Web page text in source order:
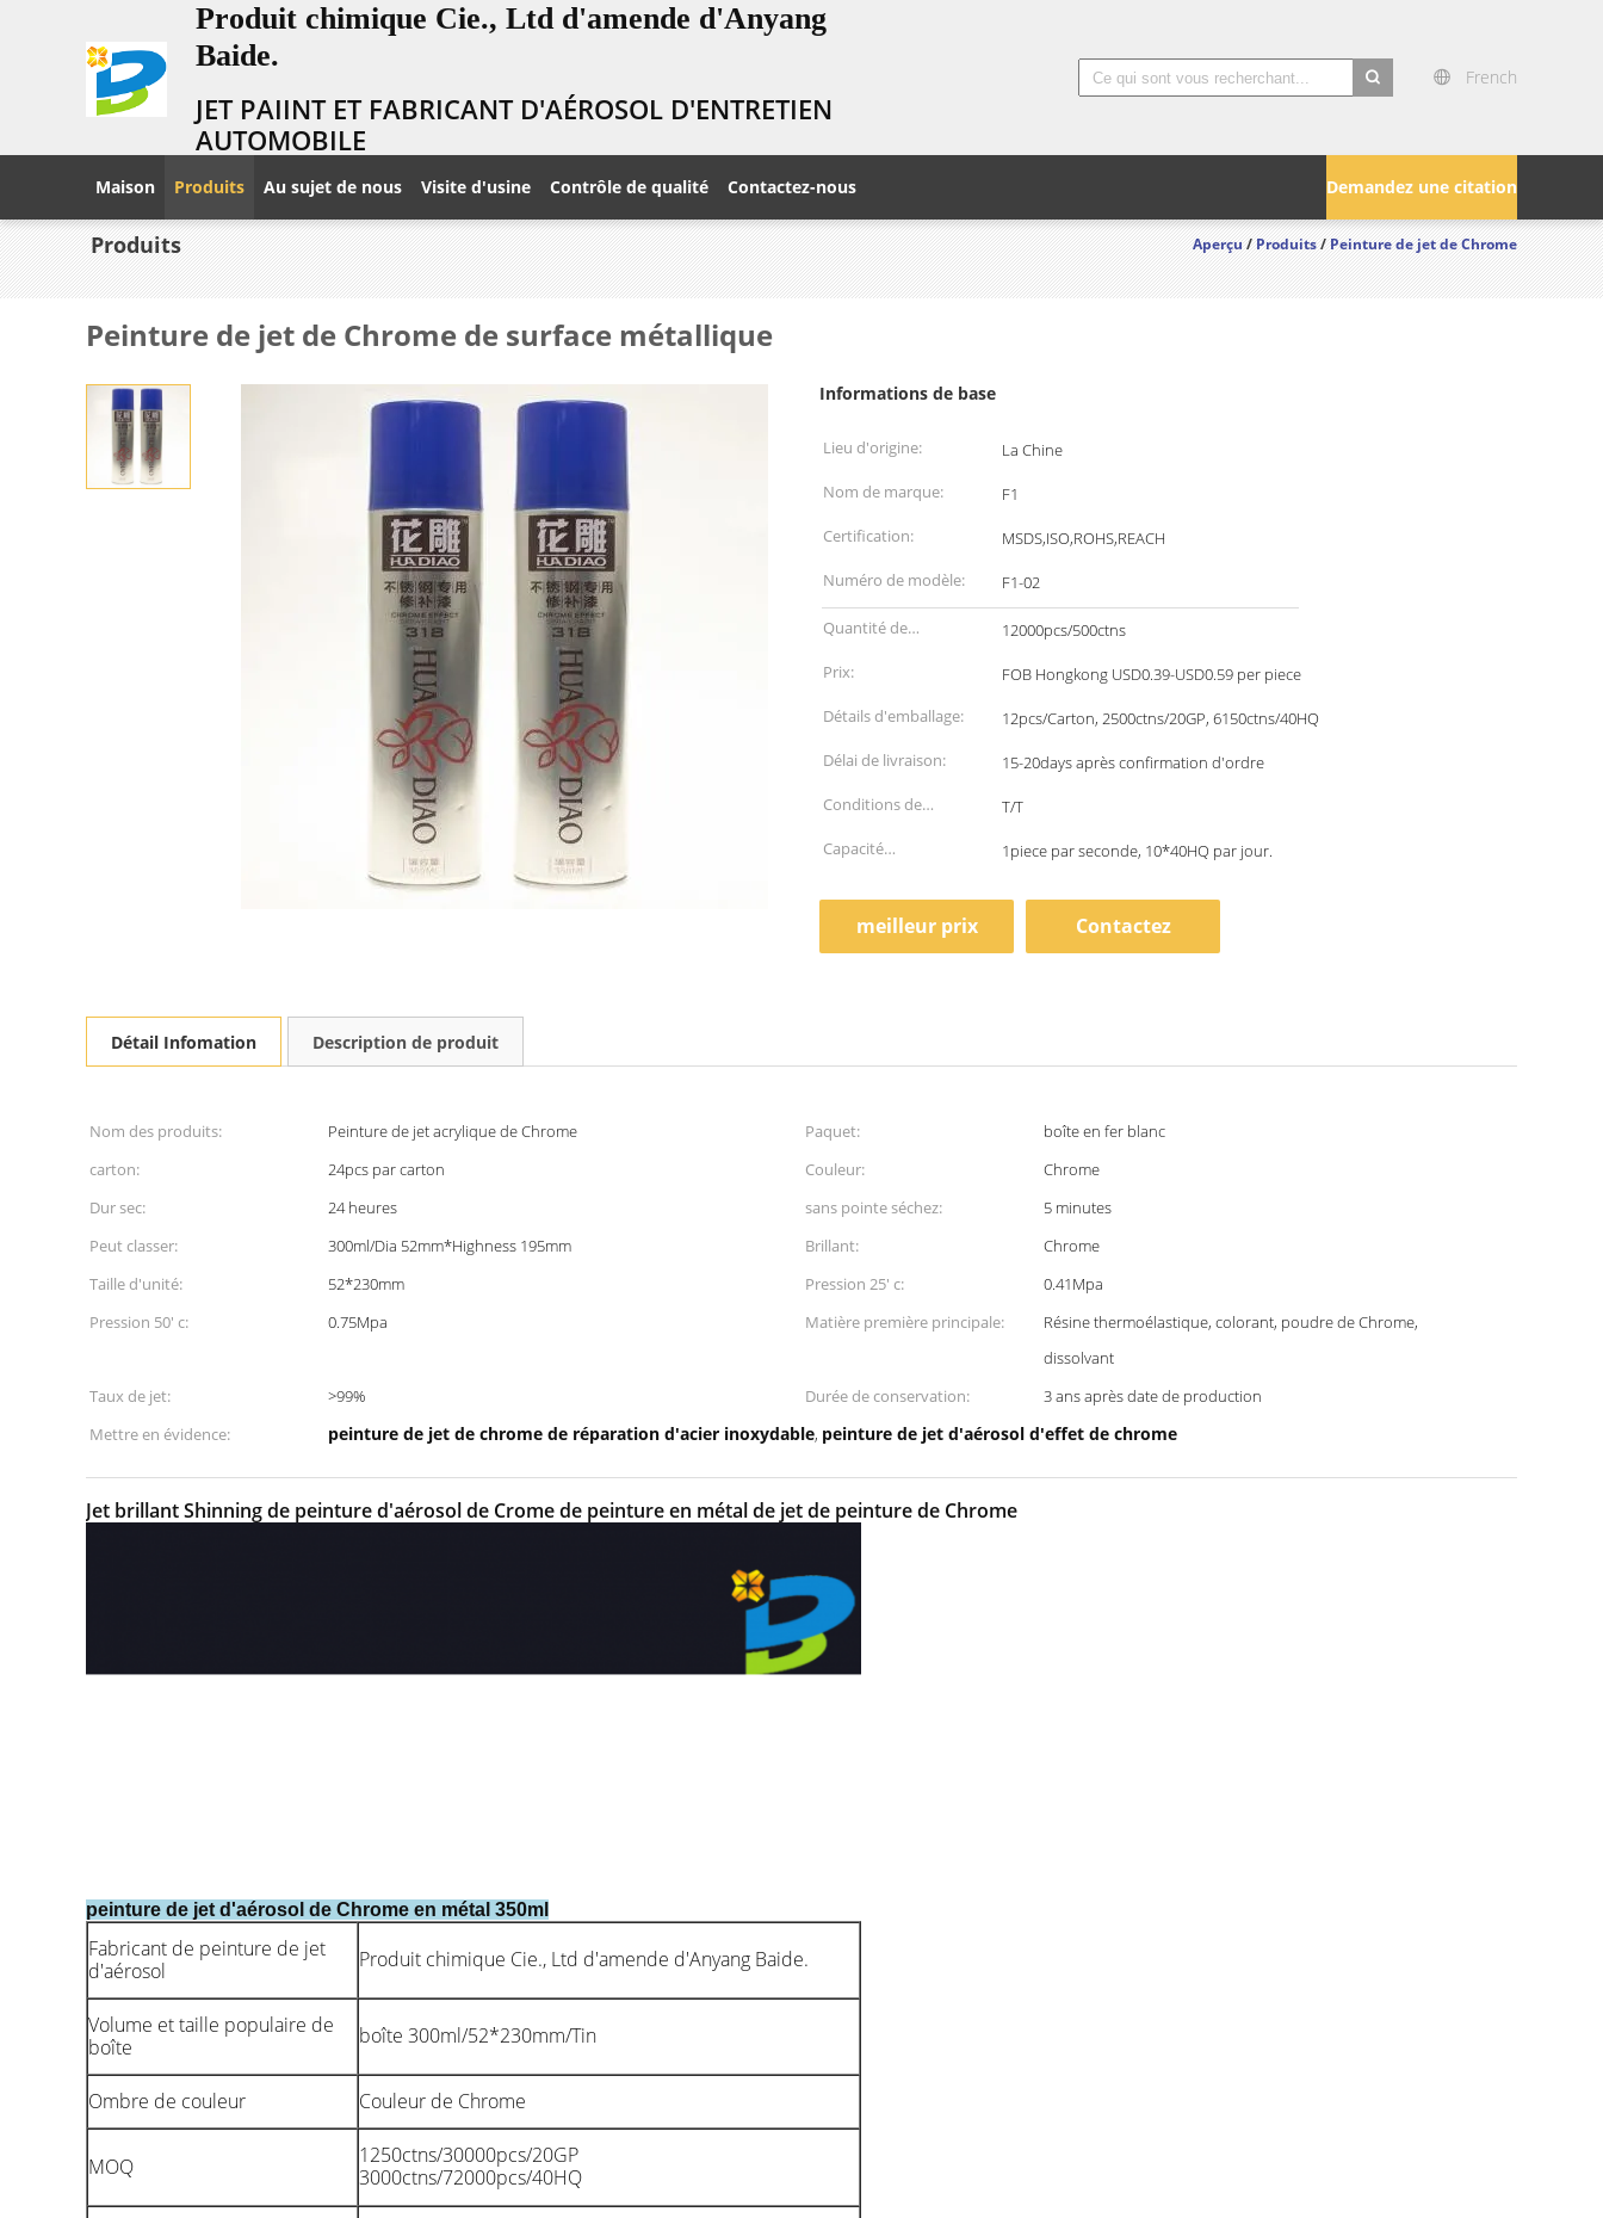
Produit chimique Cie., Ltd d'amende d'Anyang
Baide.
JET PAIINT ET FABRICANT D'AÉROSOL D'ENTRETIEN
AUTOMOBILE
French
Demandez une citation
Maison Produits Au sujet de nous Visite d'usine Contrôle de qualité Contactez-nous
Produits Aperçu/Produits/Peinture de jet de Chrome
Peinture de jet de Chrome de surface métallique
Informations de base
Lieu d'origine:
La Chine
Nom de marque:
F1
Certification:
MSDS,ISO,ROHS,REACH
Numéro de modèle:
F1-02
Quantité de
commande min:
12000pcs/500ctns
Prix:
FOB Hongkong USD0.39-USD0.59 per piece
Détails d'emballage:
12pcs/Carton, 2500ctns/20GP, 6150ctns/40HQ
Délai de livraison:
15-20days après confirmation d'ordre
Conditions de
paiement:
T/T
Capacité
1piece par seconde, 10*40HQ par jour.
meilleur prix Contactez
Détail Infomation Description de produit
Nom des produits: Peinture de jet acrylique de Chrome Paquet:
boîte en fer blanc
carton:
24pcs par carton Couleur:
Chrome
Dur sec:
24 heures sans pointe séchez:
5 minutes
Peut classer:
300ml/Dia 52mm*Highness 195mm Brillant:
Chrome
Taille d'unité:
52*230mm Pression 25' c:
0.41Mpa
Pression 50' c:
0.75Mpa Matière première principale:
Résine thermoélastique, colorant, poudre de Chrome,
dissolvant
Taux de jet:
>99% Durée de conservation:
3 ans après date de production
Mettre en évidence:
peinture de jet de chrome de réparation d'acier inoxydable, peinture de jet d'aérosol d'effet de chrome
Jet brillant Shinning de peinture d'aérosol de Crome de peinture en métal de jet de peinture de Chrome
peinture de jet d'aérosol de Chrome en métal 350ml
Fabricant de peinture de jet
d'aérosol
Produit chimique Cie., Ltd d'amende d'Anyang Baide.
Volume et taille populaire de
boîte
boîte 300ml/52*230mm/Tin
Ombre de couleur Couleur de Chrome
MOQ
1250ctns/30000pcs/20GP
3000ctns/72000pcs/40HQ